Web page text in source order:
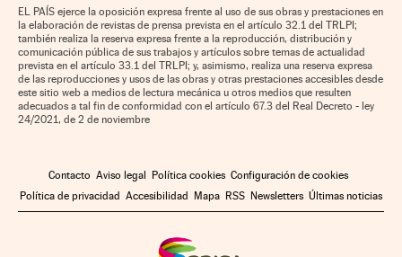
EL PAÍS ejerce la oposición expresa frente al uso de sus obras y prestaciones en
la elaboración de revistas de prensa prevista en el artículo 32.1 del TRLPI;
también realiza la reserva expresa frente a la reproducción, distribución y
comunicación pública de sus trabajos y artículos sobre temas de actualidad
prevista en el artículo 33.1 del TRLPI; y, asimismo, realiza una reserva expresa
de las reproducciones y usos de las obras y otras prestaciones accesibles desde
este sitio web a medios de lectura mecánica u otros medios que resulten
adecuados a tal fin de conformidad con el artículo 67.3 del Real Decreto - ley
24/2021, de 2 de noviembre
Contacto Aviso legal Política cookies Configuración de cookies
Política de privacidad Accesibilidad Mapa RSS Newsletters Últimas noticias